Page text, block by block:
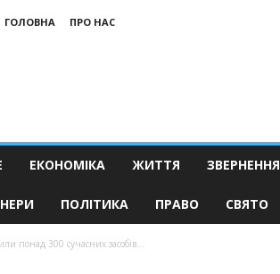
ГОЛОВНА
ПРО НАС
ЕКОНОМІКА ЖИТТЯ ЗВЕРНЕННЯ
ПОЛІТИКА ПРАВО СВЯТО
понад 300 сучасних засобів...